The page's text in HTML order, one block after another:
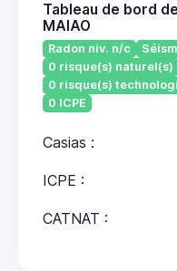
Tableau de bord
MAIAO
Radon niv. n/c
0 risque(s) naturel(s)
0 risque(s)
0 ICPE
Casias :
ICPE :
CATNAT :